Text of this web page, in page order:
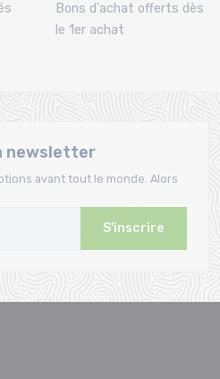
Bons d'achat offerts dès
le 1er achat
newsletter
avant tout le monde. Alors
S'inscrire